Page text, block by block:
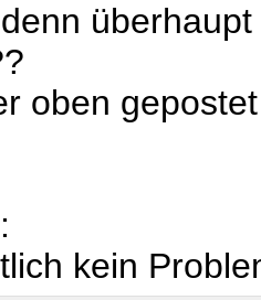
oben
kein